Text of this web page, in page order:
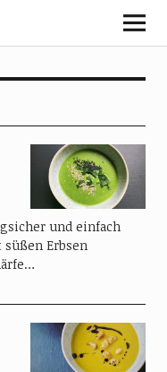
und einfach
Erbsen